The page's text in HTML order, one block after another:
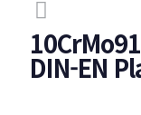
DIN-EN